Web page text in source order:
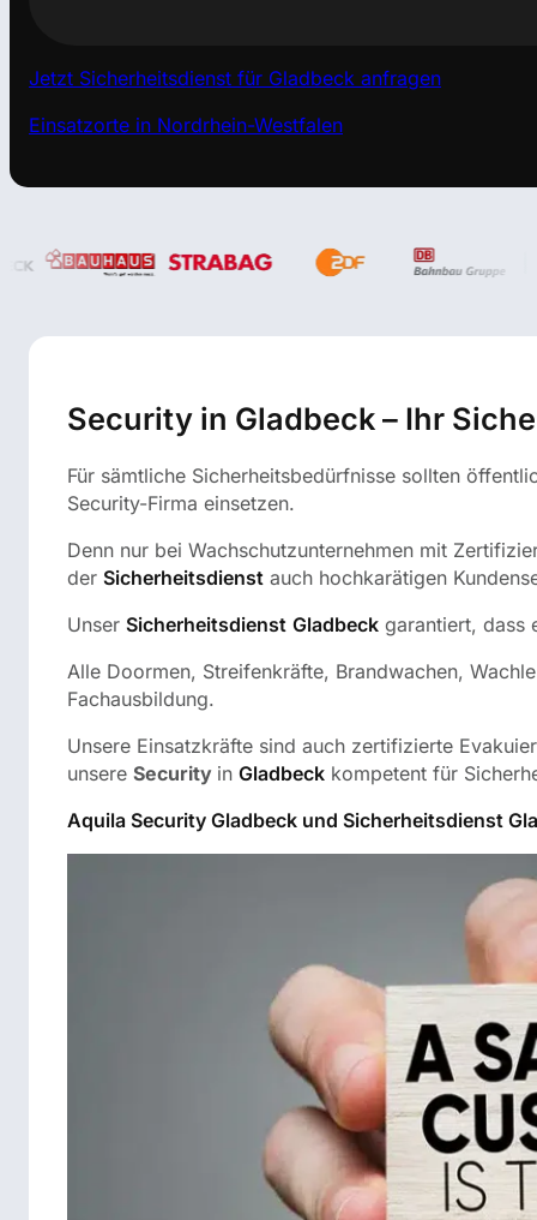
Jetzt Sicherheitsdienst für Gladbeck anfragen
Einsatzorte in Nordrhein-Westfalen
Security in Gladbeck – Ihr
Für sämtliche Sicherheitsbedürfnisse sollten
Security-Firma einsetzen.
Denn nur bei Wachschutzunternehmen mit
der Sicherheitsdienst auch hochkarätigen
Unser Sicherheitsdienst Gladbeck garantiert, dass
Alle Doormen, Streifenkräfte, Brandwachen,
Fachausbildung.
Unsere Einsatzkräfte sind auch zertifizierte
unsere Security in Gladbeck kompetent für
Aquila Security Gladbeck und Sicherheitsdienst